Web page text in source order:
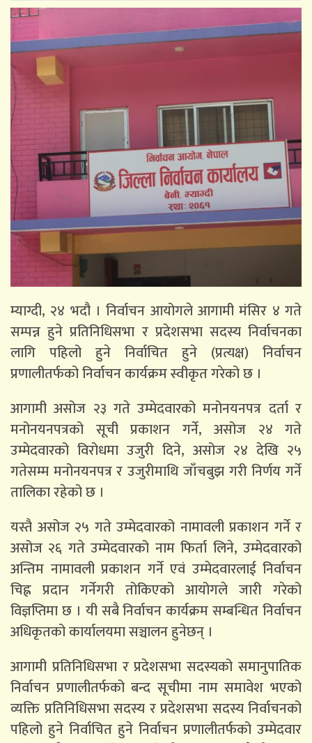
म्याग्दी, २४ भदौ । निर्वाचन आयोगले आगामी मंसिर ४ गते
सम्पन्न हुने प्रतिनिधिसभा र प्रदेशसभा सदस्य निर्वाचनका
लागि पहिलो हुने निर्वाचित हुने (प्रत्यक्ष) निर्वाचन
प्रणालीतर्फको निर्वाचन कार्यक्रम स्वीकृत गरेको छ ।
आगामी असोज २३ गते उम्मेदवारको मनोनयनपत्र दर्ता र
मनोनयनपत्रको सूची प्रकाशन गर्ने, असोज २४ गते
उम्मेदवारको विरोधमा उजुरी दिने, असोज २४ देखि २५
गतेसम्म मनोनयनपत्र र उजुरीमाथि जाँचबुझ गरी निर्णय गर्ने
तालिका रहेको छ ।
यस्तै असोज २५ गते उम्मेदवारको नामावली प्रकाशन गर्ने र
असोज २६ गते उम्मेदवारको नाम फिर्ता लिने, उम्मेदवारको
अन्तिम नामावली प्रकाशन गर्ने एवं उम्मेदवारलाई निर्वाचन
चिह्न प्रदान गर्नेगरी तोकिएको आयोगले जारी गरेको
विज्ञप्तिमा छ । यी सबै निर्वाचन कार्यक्रम सम्बन्धित निर्वाचन
अधिकृतको कार्यालयमा सञ्चालन हुनेछन् ।
आगामी प्रतिनिधिसभा र प्रदेशसभा सदस्यको समानुपातिक
निर्वाचन प्रणालीतर्फको बन्द सूचीमा नाम समावेश भएको
व्यक्ति प्रतिनिधिसभा सदस्य र प्रदेशसभा सदस्य निर्वाचनको
पहिलो हुने निर्वाचित हुने निर्वाचन प्रणालीतर्फको उम्मेदवार